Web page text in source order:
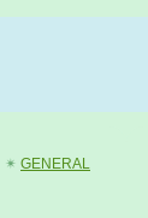
✴︎ GENERAL